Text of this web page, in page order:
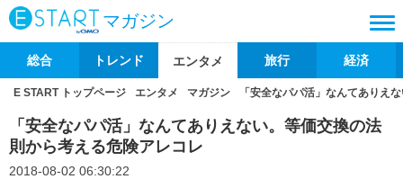
マガジン
総合 トレンド エンタメ 旅行 経済
E START トップページ エンタメ マガジン 「安全なパパ活」なんてありえ
「安全なパパ活」なんてありえない。等価交換の法
則から考える危険アレコレ
2018-08-02 06:30:22